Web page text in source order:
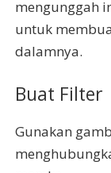
mengunggah
untuk
dalamnya.
Buat Filter
Gunakan